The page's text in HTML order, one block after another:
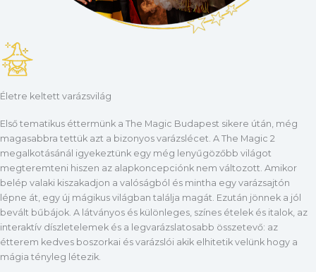
Életre keltett varázsvilág
Első tematikus éttermünk a The Magic Budapest sikere útán, még
magasabbra tettük azt a bizonyos varázslécet. A The Magic 2
megalkotásánál igyekeztünk egy még lenyűgözőbb világot
megteremteni hiszen az alapkoncepciónk nem változott. Amikor
belép valaki kiszakadjon a valóságból és mintha egy varázsajtón
lépne át, egy új mágikus világban találja magát. Ezután jönnek a jól
bevált bűbájok. A látványos és különleges, színes ételek és italok, az
interaktív díszletelemek és a legvarázslatosabb összetevő: az
étterem kedves boszorkai és varázslói akik elhitetik velünk hogy a
mágia tényleg létezik.